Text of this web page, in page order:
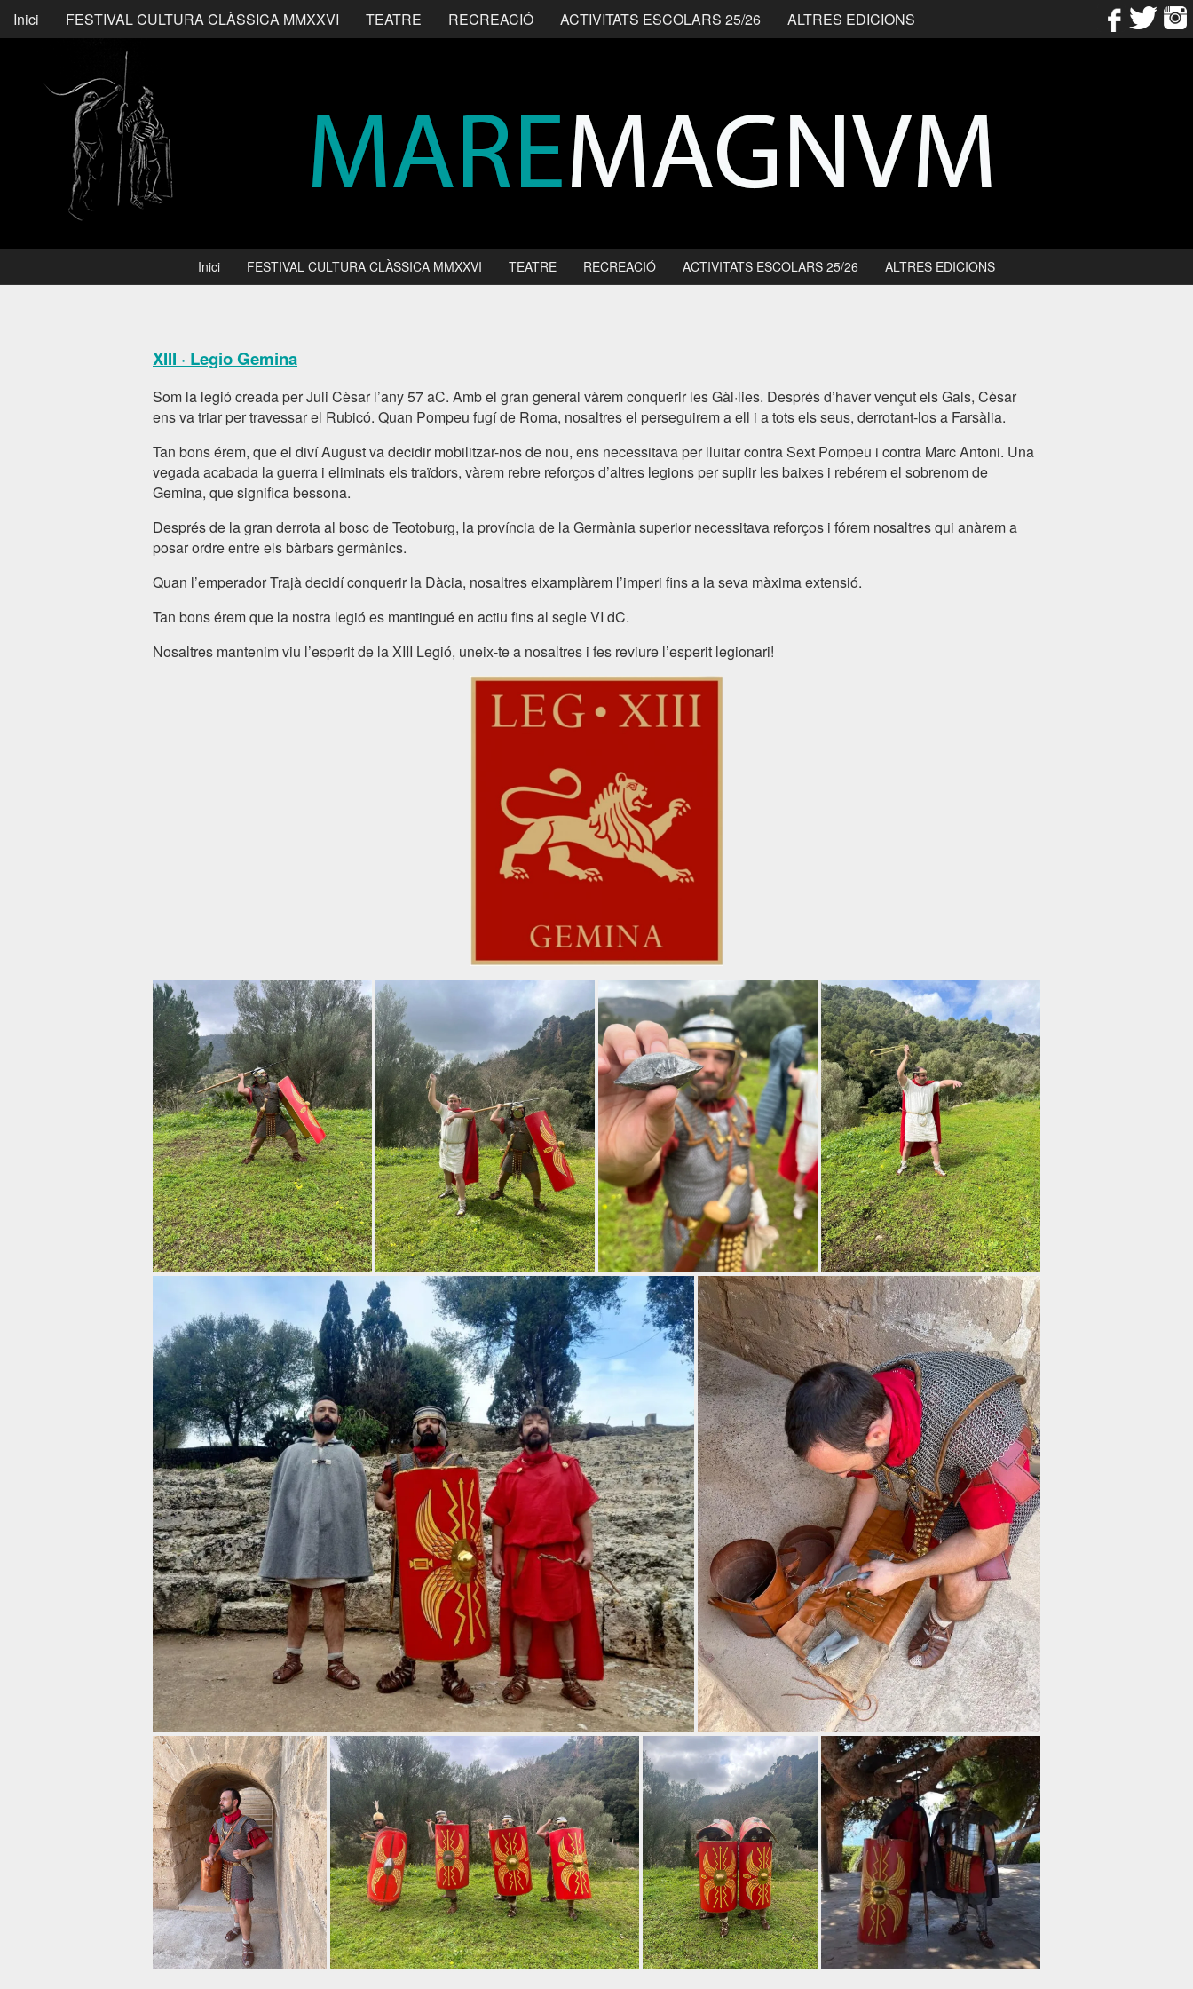
Inici FESTIVAL CULTURA CLÀSSICA MMXXVI TEATRE RECREACIÓ ACTIVITATS ESCOLARS 25/26 ALTRES EDICIONS
Inici FESTIVAL CULTURA CLÀSSICA MMXXVI TEATRE RECREACIÓ ACTIVITATS ESCOLARS 25/26 ALTRES EDICIONS
XIII · Legio Gemina
Som la legió creada per Juli Cèsar l’any 57 aC. Amb el gran general vàrem conquerir les Gàl·lies. Després d’haver vençut els Gals, Cèsar
ens va triar per travessar el Rubicó. Quan Pompeu fugí de Roma, nosaltres el perseguirem a ell i a tots els seus, derrotant-los a Farsàlia.
Tan bons érem, que el diví August va decidir mobilitzar-nos de nou, ens necessitava per lluitar contra Sext Pompeu i contra Marc Antoni. Una
vegada acabada la guerra i eliminats els traïdors, vàrem rebre reforços d’altres legions per suplir les baixes i rebérem el sobrenom de
Gemina, que significa bessona.
Després de la gran derrota al bosc de Teotoburg, la província de la Germània superior necessitava reforços i fórem nosaltres qui anàrem a
posar ordre entre els bàrbars germànics.
Quan l’emperador Trajà decidí conquerir la Dàcia, nosaltres eixamplàrem l’imperi fins a la seva màxima extensió.
Tan bons érem que la nostra legió es mantingué en actiu fins al segle VI dC.
Nosaltres mantenim viu l’esperit de la XIII Legió, uneix-te a nosaltres i fes reviure l’esperit legionari!